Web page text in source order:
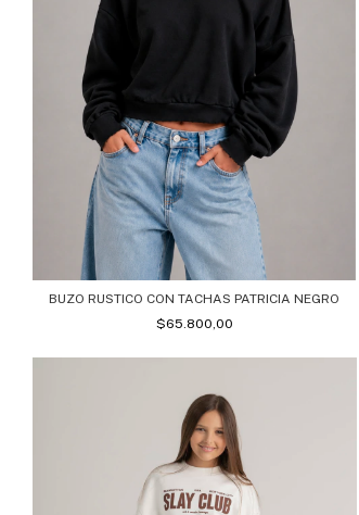
BUZO RUSTICO CON TACHAS PATRICIA NEGRO
$65.800,00